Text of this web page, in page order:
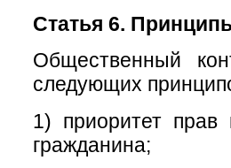
Статья 6.
Общественный
следующих
1) приоритет прав
гражданина;